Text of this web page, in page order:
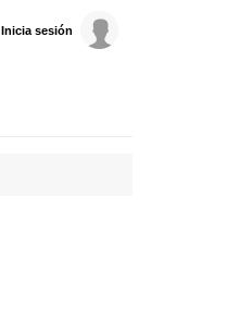
Inicia sesión